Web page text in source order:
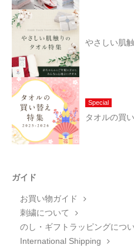
やさしい肌
Special
タオルの買
ガイド
お買い物ガイド
刺繍について
のし・ギフトラッピングにつ
International Shipping